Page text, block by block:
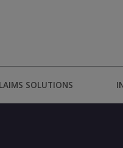
SOLUTIONS